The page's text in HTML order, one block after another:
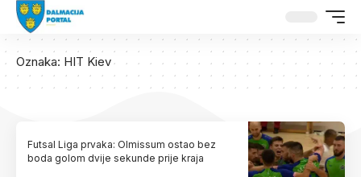
Oznaka: HIT Kiev
Futsal Liga prvaka: Olmissum ostao bez
boda golom dvije sekunde prije kraja